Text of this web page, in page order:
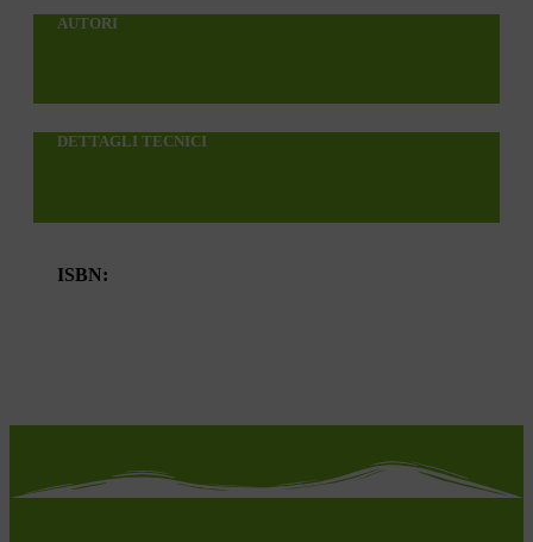
AUTORI
DETTAGLI TECNICI
ISBN: